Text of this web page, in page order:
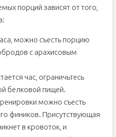
порций зависят от того,
можно съесть порцию
с арахисовым
час, ограничьтесь
белковой пищей.
можно съесть
фиников. Присутствующая
в кровоток, и